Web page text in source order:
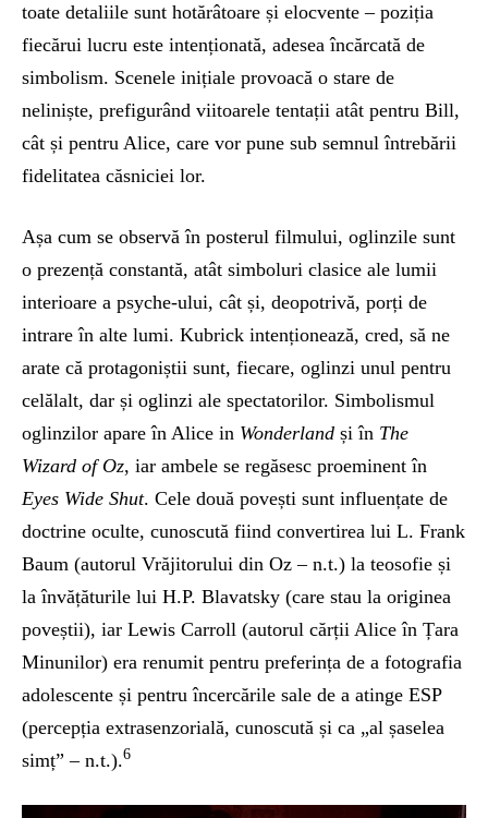
toate detaliile sunt hotărâtoare și elocvente – poziția
fiecărui lucru este intenționată, adesea încărcată de
simbolism. Scenele inițiale provoacă o stare de
neliniște, prefigurând viitoarele tentații atât pentru Bill,
cât și pentru Alice, care vor pune sub semnul întrebării
fidelitatea căsniciei lor.
Așa cum se observă în posterul filmului, oglinzile sunt
o prezență constantă, atât simboluri clasice ale lumii
interioare a psyche-ului, cât și, deopotrivă, porți de
intrare în alte lumi. Kubrick intenționează, cred, să ne
arate că protagoniștii sunt, fiecare, oglinzi unul pentru
celălalt, dar și oglinzi ale spectatorilor. Simbolismul
oglinzilor apare în Alice in Wonderland și în The
Wizard of Oz, iar ambele se regăsesc proeminent în
Eyes Wide Shut. Cele două povești sunt influențate de
doctrine oculte, cunoscută fiind convertirea lui L. Frank
Baum (autorul Vrăjitorului din Oz – n.t.) la teosofie și
la învățăturile lui H.P. Blavatsky (care stau la originea
poveștii), iar Lewis Carroll (autorul cărții Alice în Țara
Minunilor) era renumit pentru preferința de a fotografia
adolescente și pentru încercările sale de a atinge ESP
(percepția extrasenzorială, cunoscută și ca „al șaselea
simț” – n.t.).6